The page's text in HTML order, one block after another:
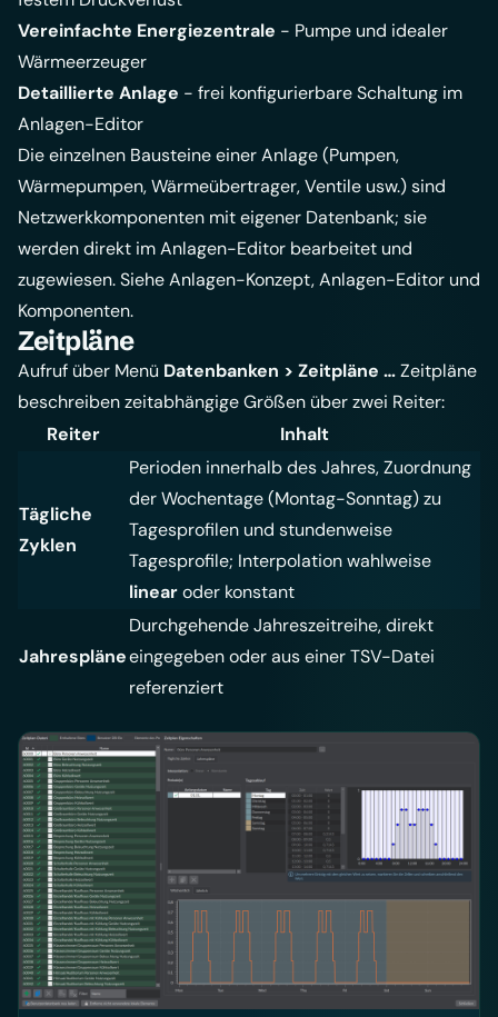
Vereinfachte Energiezentrale - Pumpe und idealer
Wärmeerzeuger
Detaillierte Anlage - frei konfigurierbare Schaltung im
Anlagen-Editor
Die einzelnen Bausteine einer Anlage (Pumpen,
Wärmepumpen, Wärmeübertrager, Ventile usw.) sind
Netzwerkkomponenten mit eigener Datenbank; sie
werden direkt im Anlagen-Editor bearbeitet und
zugewiesen. SieheAnlagen-Konzept,Anlagen-Editor und
Komponenten.
Zeitpläne
Aufruf über Menü Datenbanken > Zeitpläne …Zeitpläne
beschreiben zeitabhängige Größen über zwei Reiter:
Reiter
Inhalt
Tägliche
Zyklen
Perioden innerhalb des Jahres, Zuordnung
der Wochentage (Montag-Sonntag) zu
Tagesprofilen und stundenweise
Tagesprofile; Interpolation wahlweise
linearoder konstant
Jahrespläne
Durchgehende Jahreszeitreihe, direkt
eingegeben oder aus einer TSV-Datei
referenziert